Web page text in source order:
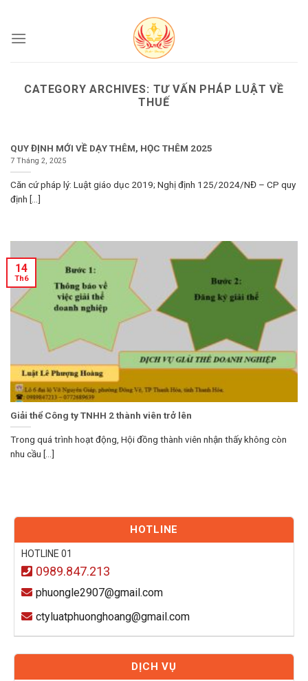
content
CATEGORY ARCHIVES: TƯ VẤN PHÁP LUẬT VỀ
THUẾ
HOTLINE
HOTLINE 01
0989.847.213
phuongle2907@gmail.com
ctyluatphuonghoang@gmail.com
DỊCH VỤ
QUY ĐỊNH MỚI VỀ DẠY THÊM, HỌC THÊM 2025
7 Tháng 2, 2025
Căn cứ pháp lý: Luật giáo dục 2019; Nghị định 125/2024/NĐ – CP quy
định [...]
Giải thể Công ty TNHH 2 thành viên trở lên
Trong quá trình hoạt động, Hội đồng thành viên nhận thấy không còn
nhu cầu [...]
14
Th6